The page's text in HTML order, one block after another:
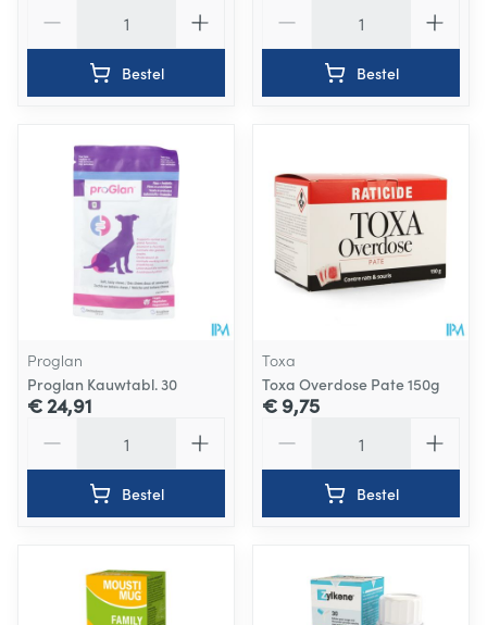
Bestel Bestel
Proglan
Proglan Kauwtabl. 30
€ 24,91
Bestel
Toxa
Toxa Overdose Pate 150g
€ 9,75
Bestel